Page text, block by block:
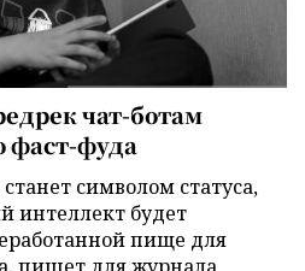
чат-ботам
фаст-фуда
символом статуса,
интеллект будет
пище для